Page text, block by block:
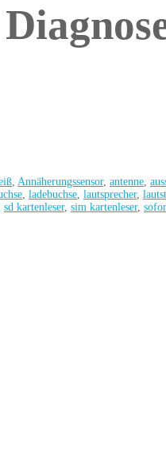
, Annäherungssensor, antenne,
, ladebuchse, lautsprecher,
sd kartenleser, sim kartenleser,